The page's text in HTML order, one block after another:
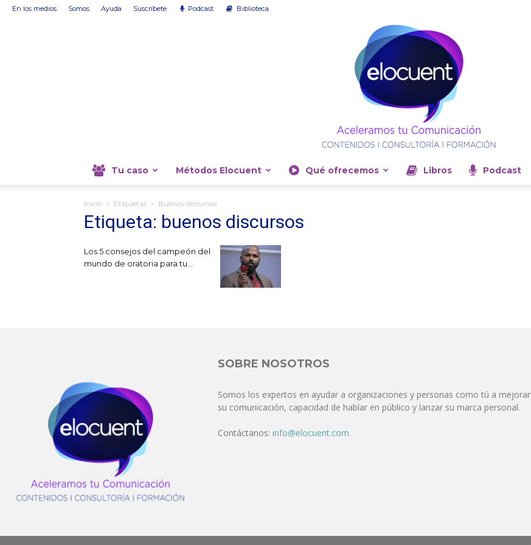
En los medios Somos Ayuda Suscríbete Podcast Biblioteca
Tu caso Métodos Elocuent Qué ofrecemos Libros Podcast
Inicio Etiquetas Buenos discursos
Etiqueta: buenos discursos
Los 5 consejos del campeón del
mundo de oratoria para tu...
SOBRE NOSOTROS
Somos los expertos en ayudar a organizaciones y personas como tú a mejorar
su comunicación, capacidad de hablar en público y lanzar su marca personal.
Contáctanos: info@elocuent.com